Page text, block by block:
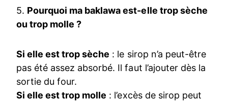
5. Pourquoi ma baklawa est-elle trop sèche
ou trop molle ?
Si elle est trop sèche : le sirop n’a peut-être
pas été assez absorbé. Il faut l’ajouter dès la
sortie du four.
Si elle est trop molle : l’excès de sirop peut